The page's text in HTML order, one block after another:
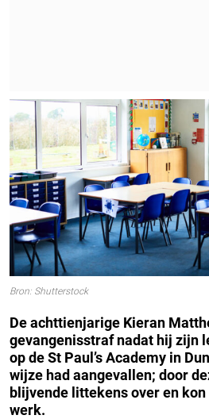
Bron: Shutterstock
De achttienjarige Kieran
gevangenisstraf nadat hij zijn
op de St Paul’s Academy in
wijze had aangevallen; door
blijvende littekens over en
werk.